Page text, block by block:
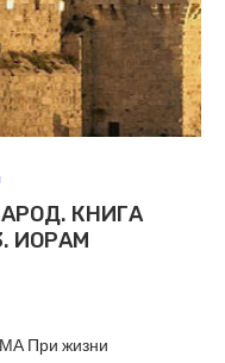
КНИГА
ИОРАМ
При жизни